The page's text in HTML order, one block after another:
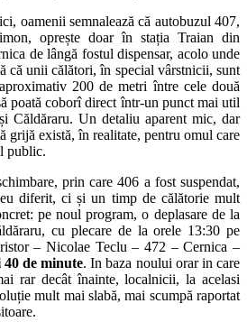
oamenii semnalează că autobuzul 407,
oprește doar în stația Traian din
de lângă fostul dispensar, acolo unde
că unii călători, în special vârstnicii, sunt
200 de metri între cele două
poată coborî direct într-un punct mai util
Căldăraru. Un detaliu aparent mic, dar
grijă există, în realitate, pentru omul care
public.
prin care 406 a fost suspendat,
diferit, ci și un timp de călătorie mult
pe noul program, o deplasare de la
cu plecare de la orele 13:30 pe
– Nicolae Teclu – 472 – Cernica –
40 de minute. In baza noului orar in care
rar decât înainte, localnicii, la acelasi
mult mai slabă, mai scumpă raportat